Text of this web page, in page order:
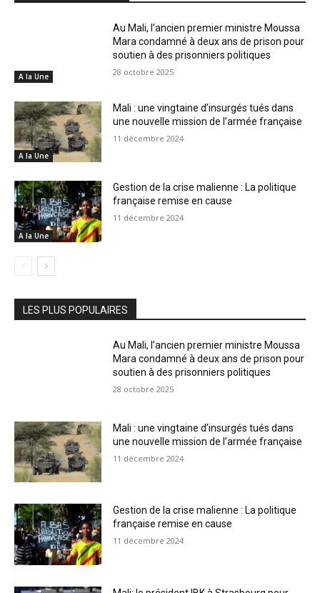
A la Une
Au Mali, l’ancien premier ministre Moussa
Mara condamné à deux ans de prison pour
soutien à des prisonniers politiques
28 octobre 2025
A la Une
Mali : une vingtaine d’insurgés tués dans
une nouvelle mission de l’armée française
11 décembre 2024
A la Une
Gestion de la crise malienne : La politique
française remise en cause
11 décembre 2024
LES PLUS POPULAIRES
Au Mali, l’ancien premier ministre Moussa
Mara condamné à deux ans de prison pour
soutien à des prisonniers politiques
28 octobre 2025
Mali : une vingtaine d’insurgés tués dans
une nouvelle mission de l’armée française
11 décembre 2024
Gestion de la crise malienne : La politique
française remise en cause
11 décembre 2024